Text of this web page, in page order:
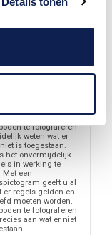
te fotograferen
weten wat er
is toegestaan.
het onvermijdelijk
in werking te
Met een
geeft u al
er regels gelden en
moeten worden.
te fotograferen
aan wat er niet